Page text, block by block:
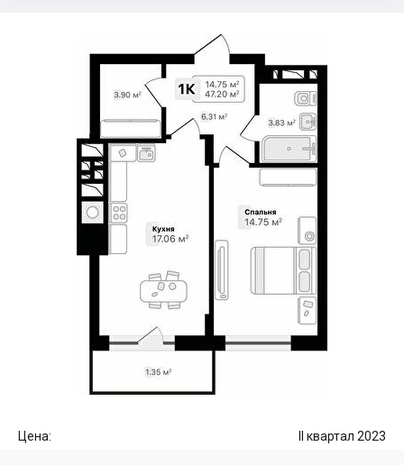
Цена: II квартал 2023